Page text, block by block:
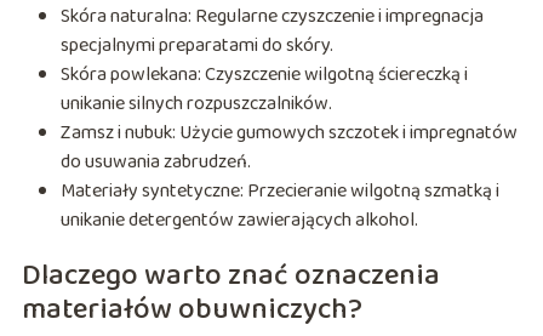
Skóra naturalna: Regularne czyszczenie i impregnacja
specjalnymi preparatami do skóry.
Skóra powlekana: Czyszczenie wilgotną ściereczką i
unikanie silnych rozpuszczalników.
Zamsz i nubuk: Użycie gumowych szczotek i impregnatów
do usuwania zabrudzeń.
Materiały syntetyczne: Przecieranie wilgotną szmatką i
unikanie detergentów zawierających alkohol.
Dlaczego warto znać oznaczenia
materiałów obuwniczych?